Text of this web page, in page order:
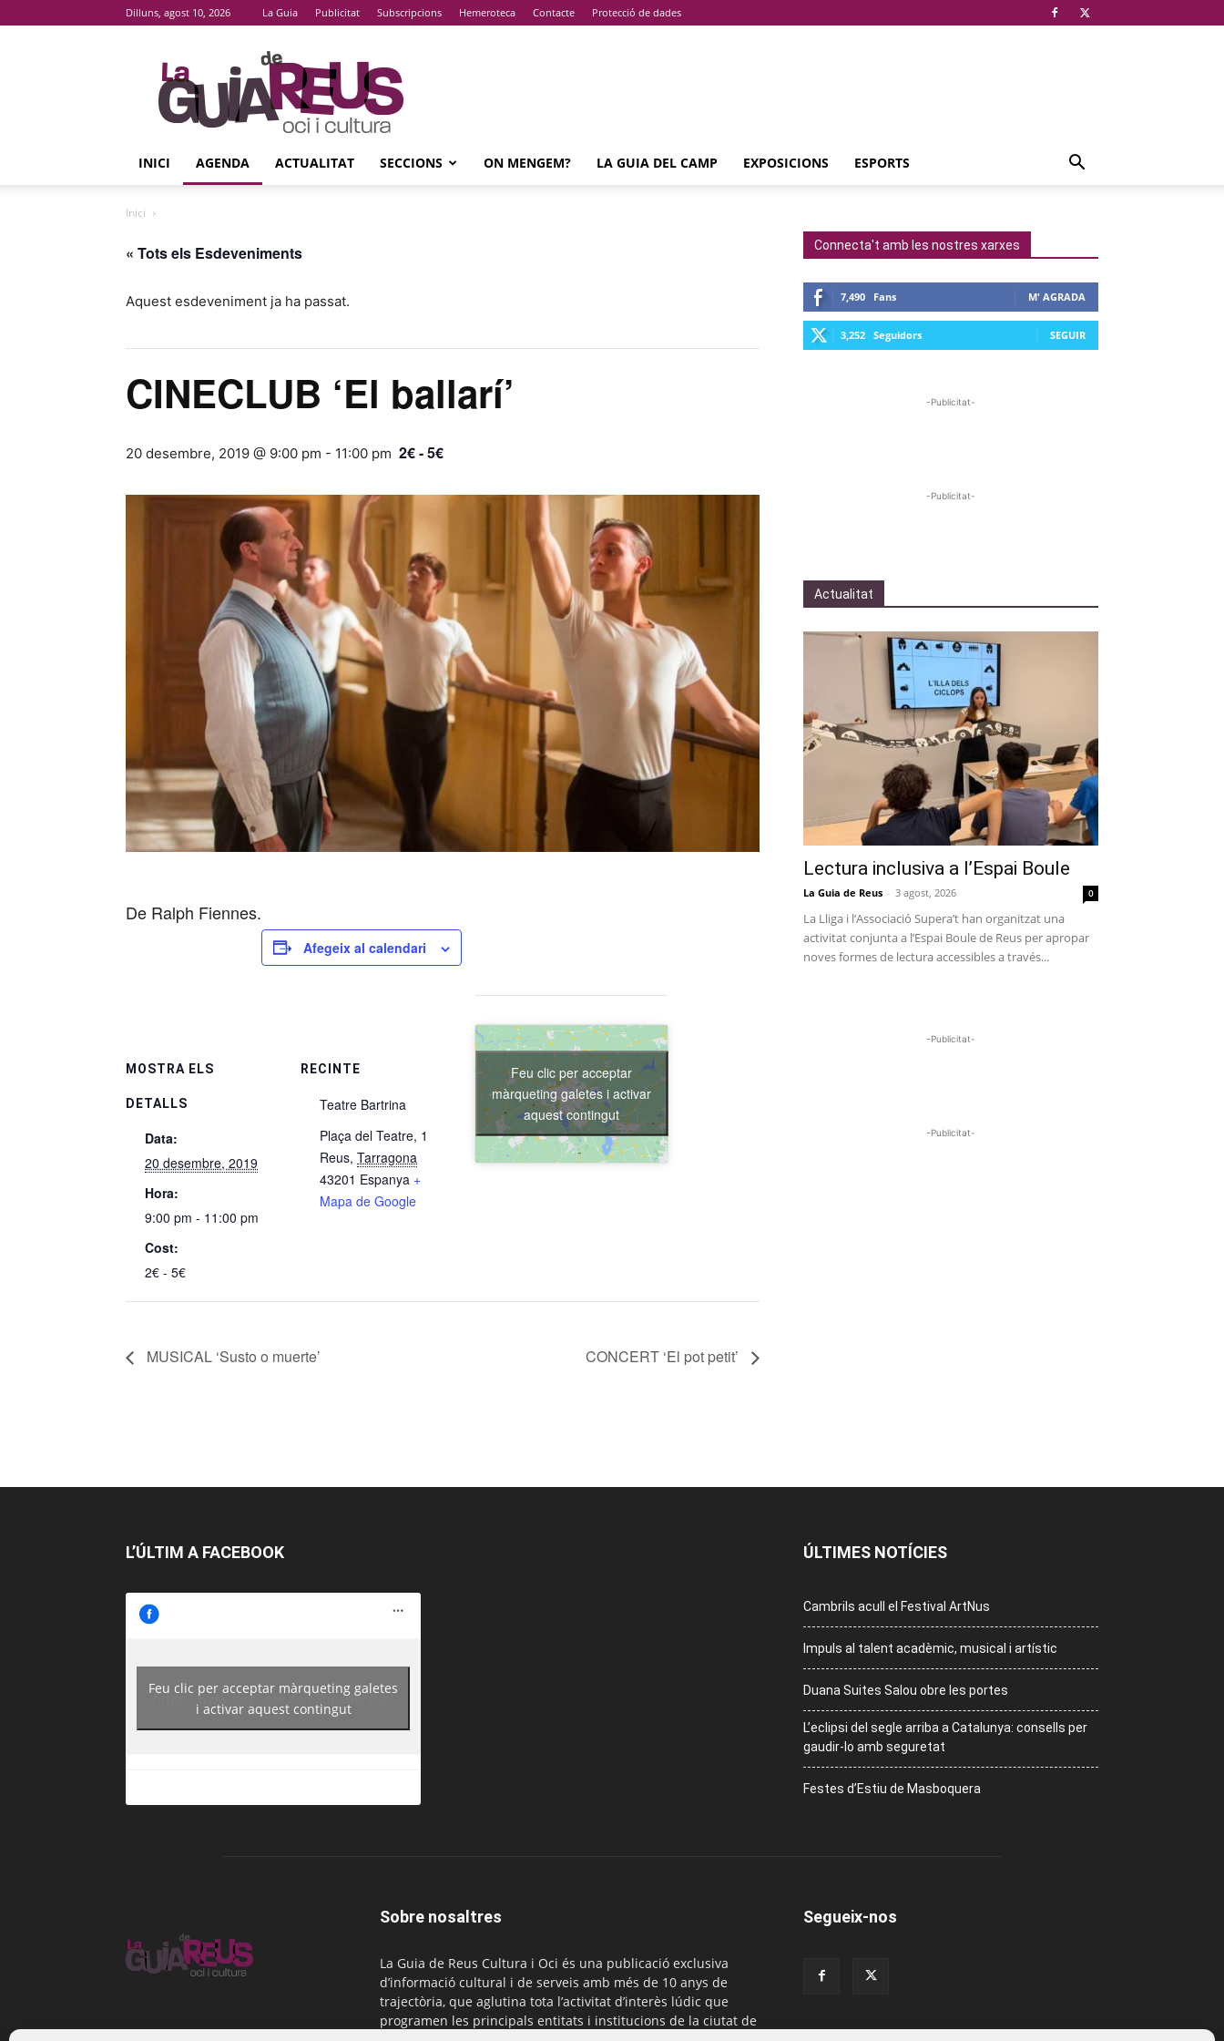
Dilluns, agost 10, 2026 La Guia Publicitat Subscripcions Hemeroteca Contacte Protecció de dades
La
Guia
De
Reus
INICI AGENDA ACTUALITAT SECCIONS ON MENGEM? LA GUIA DEL CAMP EXPOSICIONS ESPORTS
Inici
« Tots els Esdeveniments
Aquest esdeveniment ja ha passat.
CINECLUB ‘El ballarí’
20 desembre, 2019 @ 9:00 pm - 11:00 pm 2€ - 5€
De Ralph Fiennes.
Afegeix al calendari
MOSTRA ELS
DETALLS
Data:
20 desembre, 2019
Hora:
9:00 pm - 11:00 pm
Cost:
2€ - 5€
RECINTE
Teatre Bartrina
Plaça del Teatre, 1
Reus, Tarragona
43201 Espanya +
Mapa de Google
Feu clic per acceptar
màrqueting galetes i activar
aquest contingut
MUSICAL ‘Susto o muerte’ CONCERT ‘El pot petit’
Connecta't amb les nostres xarxes
7,490 Fans M' AGRADA
3,252 Seguidors SEGUIR
-Publicitat-
-Publicitat-
Actualitat
Lectura inclusiva a l’Espai Boule
La Guia de Reus - 3 agost, 2026 0
La Lliga i l’Associació Supera’t han organitzat una
activitat conjunta a l’Espai Boule de Reus per apropar
noves formes de lectura accessibles a través...
-Publicitat-
-Publicitat-
L’ÚLTIM A FACEBOOK
https://www.facebook.com/guiadereus/
Feu clic per acceptar màrqueting galetes
i activar aquest contingut
ÚLTIMES NOTÍCIES
Cambrils acull el Festival ArtNus
Impuls al talent acadèmic, musical i artístic
Duana Suites Salou obre les portes
L’eclipsi del segle arriba a Catalunya: consells per
gaudir-lo amb seguretat
Festes d’Estiu de Masboquera
Sobre nosaltres
La Guia de Reus Cultura i Oci és una publicació exclusiva
d’informació cultural i de serveis amb més de 10 anys de
trajectòria, que aglutina tota l’activitat d’interès lúdic que
programen les principals entitats i institucions de la ciutat de
Segueix-nos